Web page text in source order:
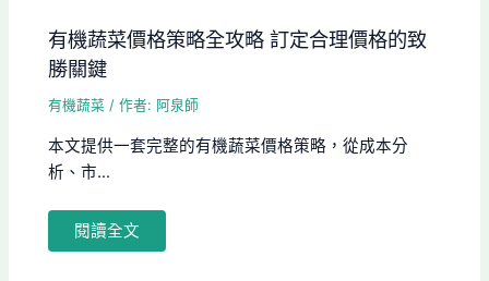
有機蔬菜價格策略全攻略 訂定合理價格的致
勝關鍵
有機蔬菜 / 作者: 阿泉師
本文提供一套完整的有機蔬菜價格策略，從成本分
析、市...
閱讀全文